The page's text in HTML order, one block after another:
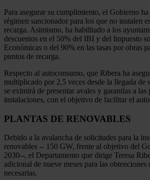
Para asegurar su cumplimiento, el Gobierno
régimen sancionador para los que no instalen
recarga. Asimismo, ha habilitado a los
descuentos en el 50% del IBI y del Impuesto
Económicas o del 90% en las tasas por obras
puntos de recarga.
Respecto al autoconsumo, que Ribera ha
multiplicado por 2,5 veces desde la llegada de
se eximirá de presentar avales y garantías a las
instalaciones, con el objetivo de facilitar el
PLANTAS DE RENOVABLES
Debido a la avalancha de solicitudes para la
renovables -- 150 GW, frente al objetivo del
2030--, el Departamento que dirige Teresa
adicional de nueve meses para las obtenciones
necesarias.